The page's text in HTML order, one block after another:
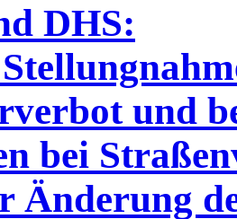
DHS:
und
bei
Änderung